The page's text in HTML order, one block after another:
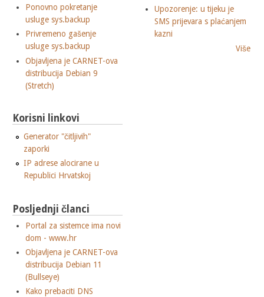
Ponovno pokretanje
usluge sys.backup
Privremeno gašenje
usluge sys.backup
Objavljena je CARNET-ova
distribucija Debian 9
(Stretch)
Korisni linkovi
Generator "čitljivih"
zaporki
IP adrese alocirane u
Republici Hrvatskoj
Posljednji članci
Portal za sistemce ima novi
dom - www.hr
Objavljena je CARNET-ova
distribucija Debian 11
(Bullseye)
Kako prebaciti DNS
Upozorenje: u tijeku je
SMS prijevara s plaćanjem
kazni
Više